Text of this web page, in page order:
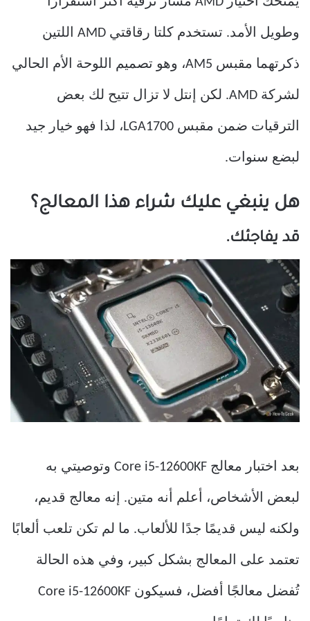
وطويل الأمد. تستخدم كلتا رقاقتي AMD اللتين
ذكرتهما مقبس AM5، وهو تصميم اللوحة الأم الحالي
لشركة AMD. لكن إنتل لا تزال تتيح لك بعض
الترقيات ضمن مقبس LGA1700، لذا فهو خيار جيد
لبضع سنوات.
هل ينبغي عليك شراء هذا المعالج؟
قد يفاجئك.
بعد اختبار معالج Core i5-12600KF وتوصيتي به
لبعض الأشخاص، أعلم أنه متين. إنه معالج قديم،
ولكنه ليس قديمًا جدًا للألعاب. ما لم تكن تلعب ألعابًا
تعتمد على المعالج بشكل كبير، وفي هذه الحالة
تُفضل معالجًا أفضل، فسيكون Core i5-12600KF